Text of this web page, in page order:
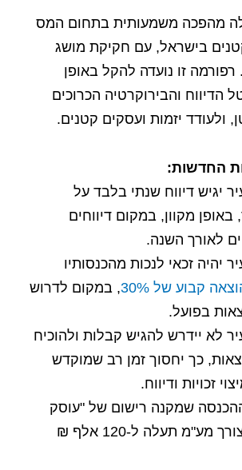
2024 חלה מהפכה משמעותית בתחום המס
בישראל, עם חקיקת מושג
זו נועדה להקל באופן
הדיווח והבירוקרטיה הכרוכים
ולעודד יזמות ועסקים קטנים.
החדשות:
יגיש דיווח שנתי בלבד על
באופן מקוון, במקום דיווחים
לאורך השנה.
יהיה זכאי לנכות מהכנסותיו
קבוע של 30%
, במקום לדרוש
בפועל.
לא יידרש להגיש קבלות ולהוכיח
כך יחסוך זמן רב שמוקדש
זכויות ודיווח.
שמקנה רישום של "עוסק
זעיר" לצורך מע"מ תעלה ל-120 אלף ₪